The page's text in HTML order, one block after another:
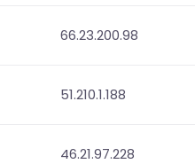
66.23.200.98
51.210.1.188
46.21.97.228